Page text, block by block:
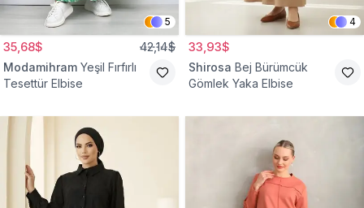
5
35,68$ 42,14$
Modamihram Yeşil Fırfırlı
Tesettür Elbise
4
33,93$
Shirosa Bej Bürümcük
Gömlek Yaka Elbise